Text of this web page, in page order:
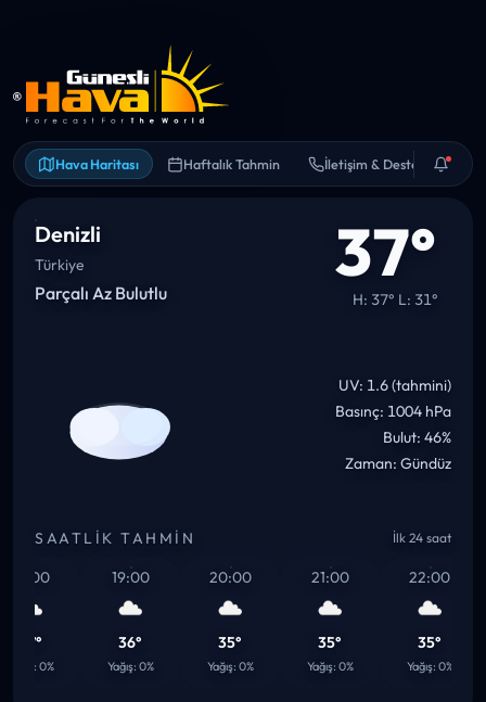
Hava Haritası Haftalık Tahmin İletişim & Destek
Denizli
Türkiye
Parçalı Az Bulutlu 37°
H: 37° L: 31°
UV: 1.6 (tahmini)
Basınç: 1004 hPa
Bulut: 46%
Zaman: Gündüz
SAATLIK TAHMIN İlk 24 saat
0%
19:00
36°
Yağış: 0%
20:00
35°
Yağış: 0%
21:00
35°
Yağış: 0%
22:00
35°
Yağış: 0%